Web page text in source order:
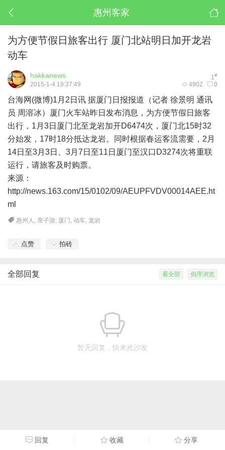
惠州客家
为方便节假日旅客出行 厦门北站明日加开龙岩
动车
1#
hakkanews
4902 0
2015-1-4 19:37:49
台海网(微博)1月2日讯 据厦门日报报道（记者 徐景明 通讯
员 周溶冰）厦门火车站昨日发布消息，为方便节假日旅客
出行，1月3日厦门北至龙岩加开D6474次，厦门北15时32
分始发，17时18分抵达龙岩。同时根据春运客流需要，2月
14日至3月3日、3月7日至11日厦门至汉口D3274次将重联
运行，请旅客及时购票。
来源：
http://news.163.com/15/0102/09/AEUPFVDV00014AEE.ht
ml
惠州人 , 亲子游, 厦门 ,动车,龙岩
点赞 拍砖
倒序浏览
看全部
全部回复
暂无回复，快来抢沙发
回复 收藏 分享